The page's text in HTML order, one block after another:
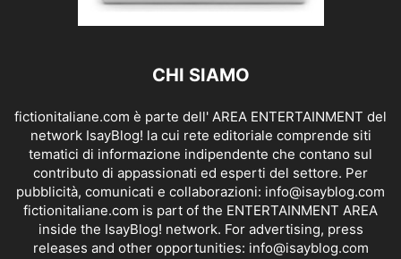
CHI SIAMO
fictionitaliane.com è parte dell' AREA ENTERTAINMENT del
network IsayBlog! la cui rete editoriale comprende siti
tematici di informazione indipendente che contano sul
contributo di appassionati ed esperti del settore. Per
pubblicità, comunicati e collaborazioni: info@isayblog.com
fictionitaliane.com is part of the ENTERTAINMENT AREA
inside the IsayBlog! network. For advertising, press
releases and other opportunities: info@isayblog.com